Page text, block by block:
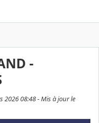
-
2026 08:48 - Mis à jour le